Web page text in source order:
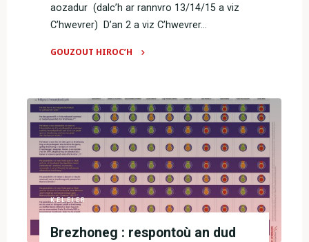
renk"
aozadur (dalc’h ar rannvro 13/14/15 a viz
C’hwevrer) D’an 2 a viz C’hwevrer…
GOUZOUT HIROC’H
c’huzul
rannvro
Breizh
:
digresket
e
vo
budjed
ar
KELEIER
Brezhoneg : respontoù an dud